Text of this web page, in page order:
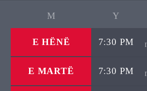
E HËNË 7:30 PM
E MARTË 7:30 PM